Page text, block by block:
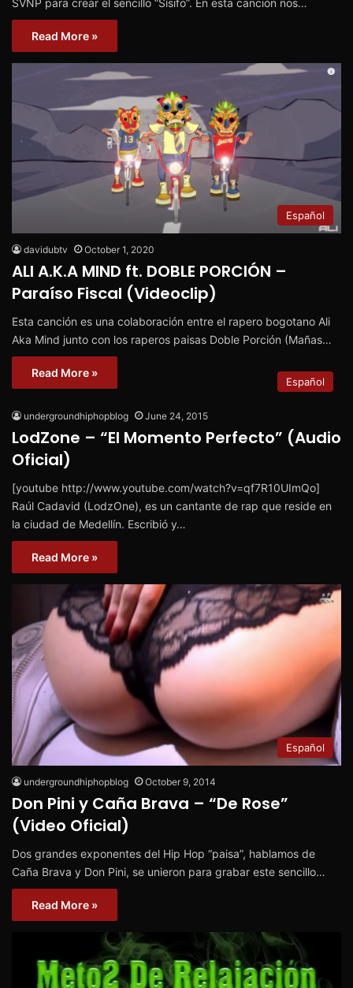
Read More »
Español
davidubtv October 1, 2020
ALI A.K.A MIND ft. DOBLE PORCIÓN –
Paraíso Fiscal (Videoclip)
Esta canción es una colaboración entre el rapero bogotano Ali
Aka Mind junto con los raperos paisas Doble Porción (Mañas…
Read More »
Español
undergroundhiphopblog June 24, 2015
LodZone – “El Momento Perfecto” (Audio
Oficial)
[youtube http://www.youtube.com/watch?v=qf7R10UImQo]
Raúl Cadavid (LodzOne), es un cantante de rap que reside en
la ciudad de Medellín. Escribió y…
Read More »
Español
undergroundhiphopblog October 9, 2014
Don Pini y Caña Brava – “De Rose”
(Video Oficial)
Dos grandes exponentes del Hip Hop “paisa”, hablamos de
Caña Brava y Don Pini, se unieron para grabar este sencillo…
Read More »